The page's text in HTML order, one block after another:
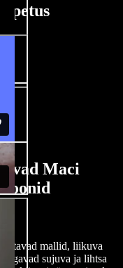
Maci
mallid, liikuva
sujuva ja lihtsa